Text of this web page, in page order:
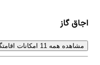
اجاق گاز
مشاهده همه 11 امکانات اقامتگاه